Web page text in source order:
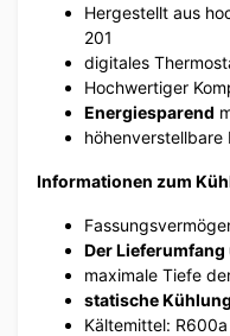
Hergestellt aus
201
digitales
Hochwertiger
Energiesparend
höhenverstellbare
Informationen zum
Der
maximale Tiefe
statische Kühlung
Kältemittel: R600a